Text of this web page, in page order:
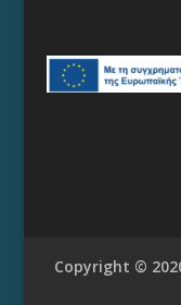
Copyright ©